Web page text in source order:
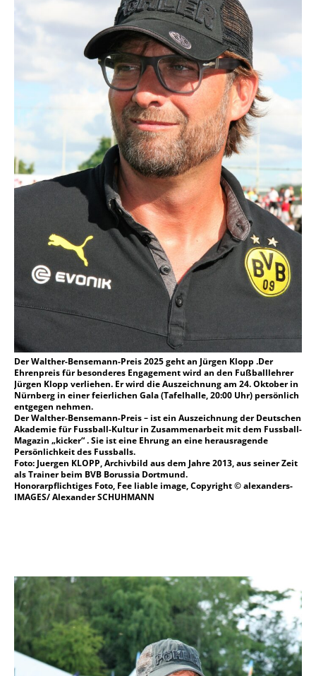
Der Walther-Bensemann-Preis 2025 geht an Jürgen Klopp .Der
Ehrenpreis für besonderes Engagement wird an den Fußballlehrer
Jürgen Klopp verliehen. Er wird die Auszeichnung am 24. Oktober in
Nürnberg in einer feierlichen Gala (Tafelhalle, 20:00 Uhr) persönlich
entgegen nehmen.
Der Walther-Bensemann-Preis – ist ein Auszeichnung der Deutschen
Akademie für Fussball-Kultur in Zusammenarbeit mit dem Fussball-
Magazin „kicker“ . Sie ist eine Ehrung an eine herausragende
Persönlichkeit des Fussballs.
Foto: Juergen KLOPP, Archivbild aus dem Jahre 2013, aus seiner Zeit
als Trainer beim BVB Borussia Dortmund.
Honorarpflichtiges Foto, Fee liable image, Copyright © alexanders-
IMAGES/ Alexander SCHUHMANN